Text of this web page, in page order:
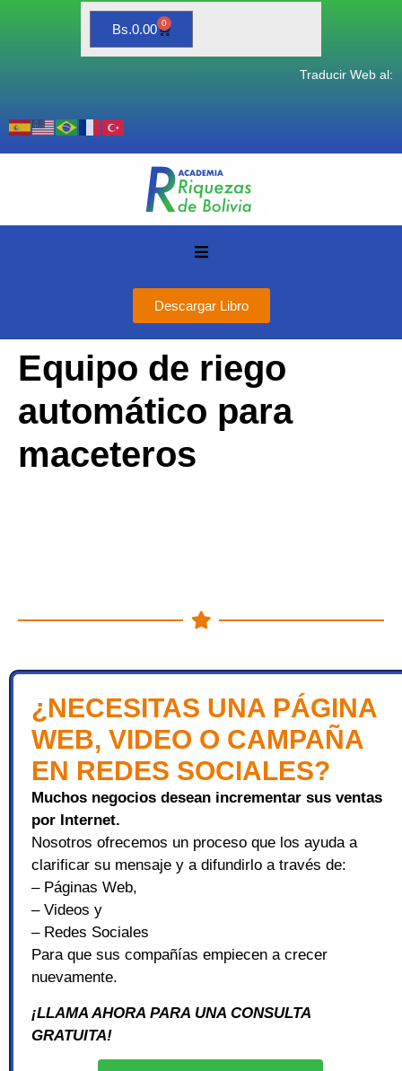
Bs.0.00 0
Traducir Web al:
Descargar Libro
Equipo de riego
automático para
maceteros
¿NECESITAS UNA PÁGINA
WEB, VIDEO O CAMPAÑA
EN REDES SOCIALES?
Muchos negocios desean incrementar sus ventas
por Internet.
Nosotros ofrecemos un proceso que los ayuda a
clarificar su mensaje y a difundirlo a través de:
– Páginas Web,
– Videos y
– Redes Sociales
Para que sus compañías empiecen a crecer
nuevamente.
¡LLAMA AHORA PARA UNA CONSULTA
GRATUITA!